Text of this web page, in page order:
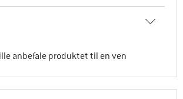
anbefale produktet til en ven